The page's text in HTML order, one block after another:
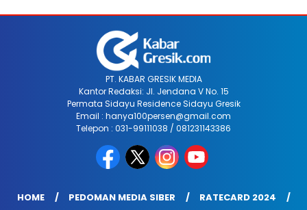
PT. KABAR GRESIK MEDIA
Kantor Redaksi: Jl. Jendana V No. 15
Permata Sidayu Residence Sidayu Gresik
Email : hanya100persen@gmail.com
Telepon : 031-99111038 / 081231143386
HOME PEDOMAN MEDIA SIBER
RATECARD 2024